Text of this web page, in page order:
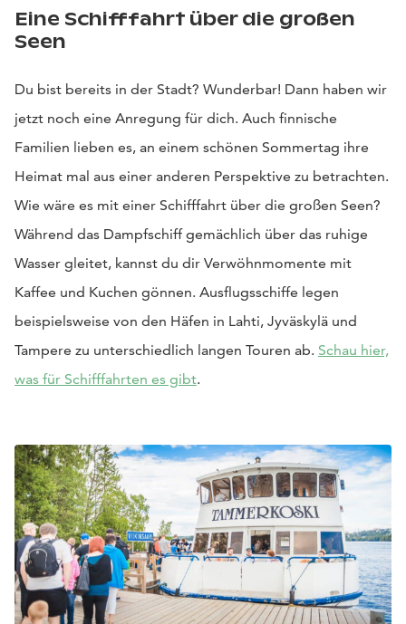
Eine Schifffahrt über die großen
Seen
Du bist bereits in der Stadt? Wunderbar! Dann haben wir
jetzt noch eine Anregung für dich. Auch finnische
Familien lieben es, an einem schönen Sommertag ihre
Heimat mal aus einer anderen Perspektive zu betrachten.
Wie wäre es mit einer Schifffahrt über die großen Seen?
Während das Dampfschiff gemächlich über das ruhige
Wasser gleitet, kannst du dir Verwöhnmomente mit
Kaffee und Kuchen gönnen. Ausflugsschiffe legen
beispielsweise von den Häfen in Lahti, Jyväskylä und
Tampere zu unterschiedlich langen Touren ab. Schau hier,
was für Schifffahrten es gibt.